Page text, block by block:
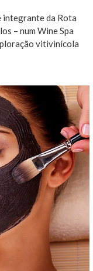
integrante da Rota
– num Wine Spa
vitivinícola